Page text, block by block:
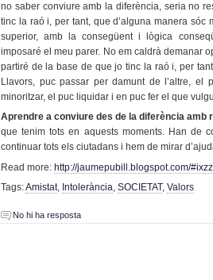
no saber conviure amb la diferència, seria no
tinc la raó i, per tant, que d’alguna manera sóc
superior, amb la consegüent i lògica
imposaré el meu parer. No em caldrà demanar
partiré de la base de que jo tinc la raó i, per
Llavors, puc passar per damunt de l’altre, el
minoritzar, el puc liquidar i en puc fer el que
Aprendre a conviure des de la diferència amb
que tenim tots en aquests moments. Han de
continuar tots els ciutadans i hem de mirar
Read more: http://jaumepubill.blogspot.com/
Tags:Amistat, Intolerància SOCIETAT, Valors
No hi ha resposta